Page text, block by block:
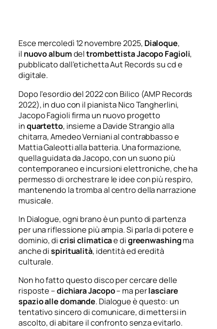
Esce mercoledì 12 novembre 2025, Dialoque,
il nuovo albumdeltrombettista Jacopo Fagioli,
pubblicato dall’etichetta Aut Records su cd e
digitale.
Dopo l’esordio del 2022 con Bilico (AMP Records
2022), in duo con il pianista Nico Tangherlini,
Jacopo Fagioli firma un nuovo progetto
inquartetto, insieme a Davide Strangio alla
chitarra, Amedeo Verniani al contrabbasso e
Mattia Galeotti alla batteria. Una formazione,
quella guidata da Jacopo, con un suono più
contemporaneo e incursioni elettroniche, che ha
permesso di orchestrare le idee con più respiro,
mantenendo la tromba al centro della narrazione
musicale.
In Dialogue, ogni brano è un punto di partenza
per una riflessione più ampia. Si parla di potere e
dominio, dicrisi climaticae digreenwashingma
anche dispiritualità, identità ed eredità
culturale.
Non ho fatto questo disco per cercare delle
risposte –dichiara Jacopo– ma perlasciare
spazio alle domande. Dialogue è questo: un
tentativo sincero di comunicare, di mettersi in
ascolto, di abitare il confronto senza evitarlo.